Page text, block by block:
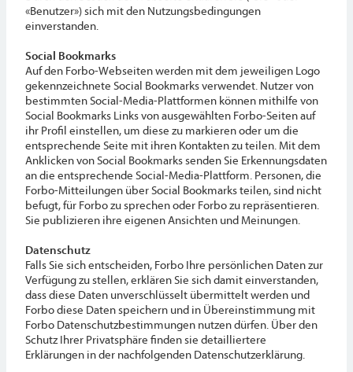
«Benutzer») sich mit den Nutzungsbedingungen
einverstanden.
Social Bookmarks
Auf den Forbo-Webseiten werden mit dem jeweiligen Logo
gekennzeichnete Social Bookmarks verwendet. Nutzer von
bestimmten Social-Media-Plattformen können mithilfe von
Social Bookmarks Links von ausgewählten Forbo-Seiten auf
ihr Profil einstellen, um diese zu markieren oder um die
entsprechende Seite mit ihren Kontakten zu teilen. Mit dem
Anklicken von Social Bookmarks senden Sie Erkennungsdaten
an die entsprechende Social-Media-Plattform. Personen, die
Forbo-Mitteilungen über Social Bookmarks teilen, sind nicht
befugt, für Forbo zu sprechen oder Forbo zu repräsentieren.
Sie publizieren ihre eigenen Ansichten und Meinungen.
Datenschutz
Falls Sie sich entscheiden, Forbo Ihre persönlichen Daten zur
Verfügung zu stellen, erklären Sie sich damit einverstanden,
dass diese Daten unverschlüsselt übermittelt werden und
Forbo diese Daten speichern und in Übereinstimmung mit
Forbo Datenschutzbestimmungen nutzen dürfen. Über den
Schutz Ihrer Privatsphäre finden sie detailliertere
Erklärungen in der nachfolgenden Datenschutzerklärung.